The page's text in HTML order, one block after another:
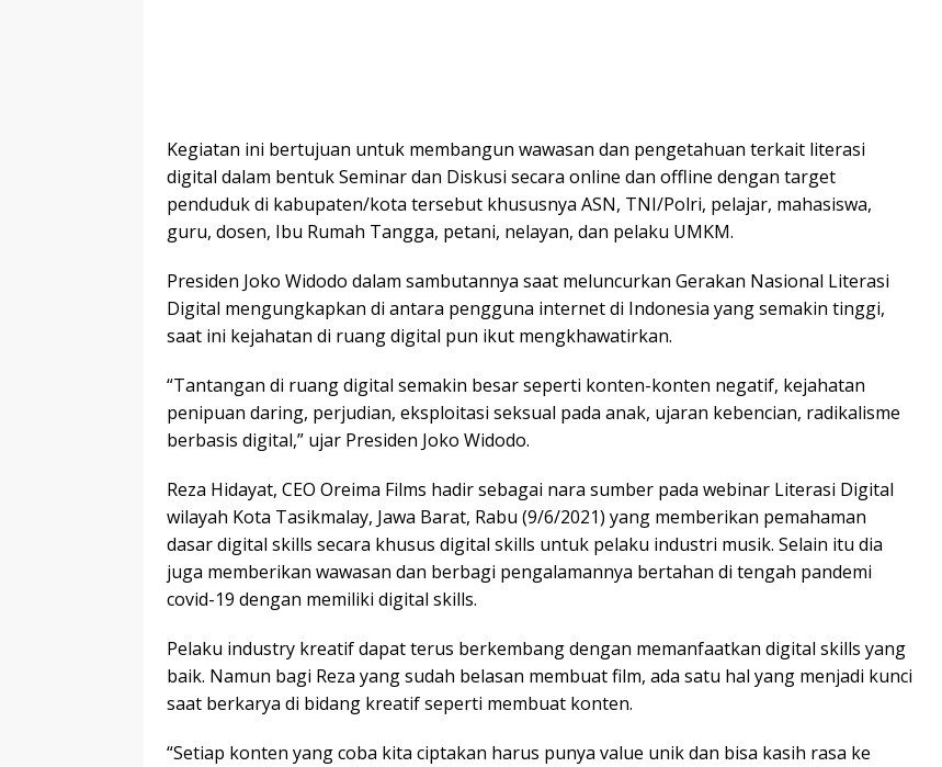
Kegiatan ini bertujuan untuk membangun wawasan dan pengetahuan terkait literasi
digital dalam bentuk Seminar dan Diskusi secara online dan offline dengan target
penduduk di kabupaten/kota tersebut khususnya ASN, TNI/Polri, pelajar, mahasiswa,
guru, dosen, Ibu Rumah Tangga, petani, nelayan, dan pelaku UMKM.
Presiden Joko Widodo dalam sambutannya saat meluncurkan Gerakan Nasional Literasi
Digital mengungkapkan di antara pengguna internet di Indonesia yang semakin tinggi,
saat ini kejahatan di ruang digital pun ikut mengkhawatirkan.
“Tantangan di ruang digital semakin besar seperti konten-konten negatif, kejahatan
penipuan daring, perjudian, eksploitasi seksual pada anak, ujaran kebencian, radikalisme
berbasis digital,” ujar Presiden Joko Widodo.
Reza Hidayat, CEO Oreima Films hadir sebagai nara sumber pada webinar Literasi Digital
wilayah Kota Tasikmalay, Jawa Barat, Rabu (9/6/2021) yang memberikan pemahaman
dasar digital skills secara khusus digital skills untuk pelaku industri musik. Selain itu dia
juga memberikan wawasan dan berbagi pengalamannya bertahan di tengah pandemi
covid-19 dengan memiliki digital skills.
Pelaku industry kreatif dapat terus berkembang dengan memanfaatkan digital skills yang
baik. Namun bagi Reza yang sudah belasan membuat film, ada satu hal yang menjadi kunci
saat berkarya di bidang kreatif seperti membuat konten.
“Setiap konten yang coba kita ciptakan harus punya value unik dan bisa kasih rasa ke